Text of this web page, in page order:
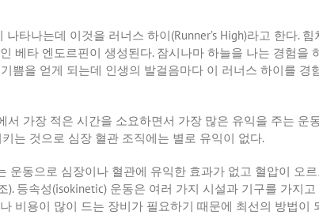
나타나는데 이것을 러너스 하이(Runner’s High)라고 한다. 힘
베타 엔도르핀이 생성된다. 잠시나마 하늘을 나는 경험을
쁨을 얻게 되는데 인생의 발걸음마다 이 러너스 하이를 경
서 가장 적은 시간을 소요하면서 가장 많은 유익을 주는 운
는 것으로 심장 혈관 조직에는 별로 유익이 없다.
운동으로 심장이나 혈관에 유익한 효과가 없고 혈압이 오
). 등속성(isokinetic) 운동은 여러 가지 시설과 기구를 가지
비용이 많이 드는 장비가 필요하기 때문에 최선의 방법이